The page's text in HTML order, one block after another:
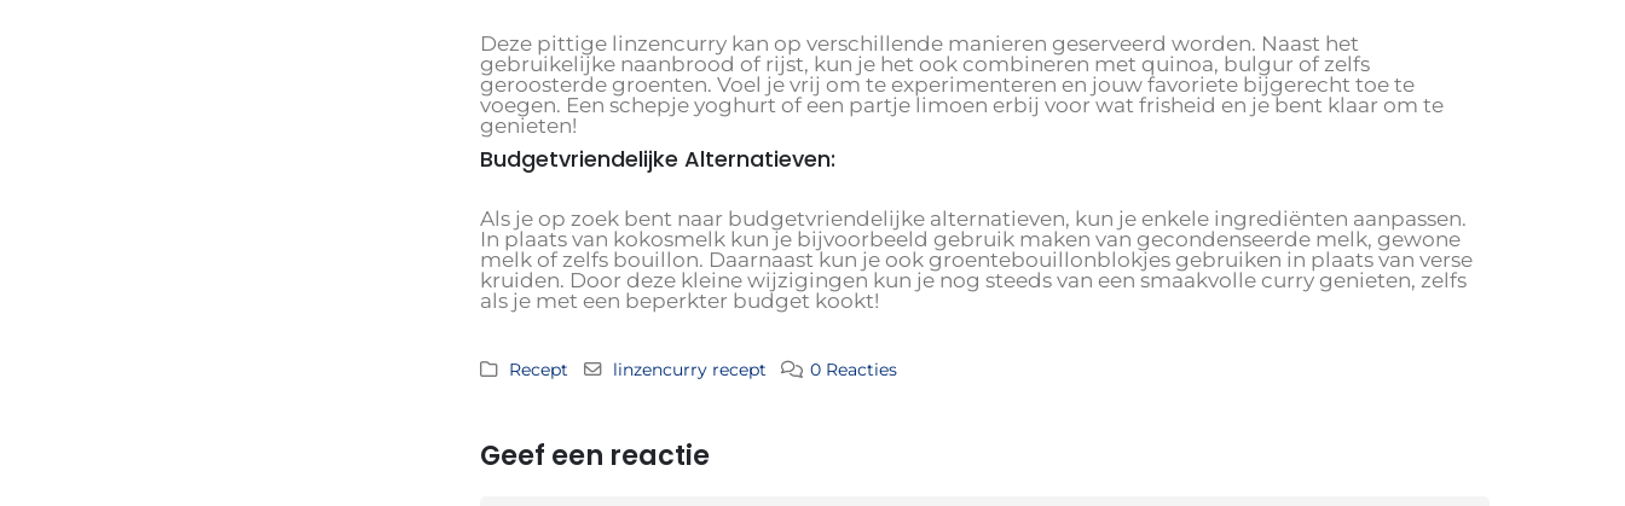
Deze pittige linzencurry kan op verschillende manieren geserveerd worden. Naast het
gebruikelijke naanbrood of rijst, kun je het ook combineren met quinoa, bulgur of zelfs
geroosterde groenten. Voel je vrij om te experimenteren en jouw favoriete bijgerecht toe te
voegen. Een schepje yoghurt of een partje limoen erbij voor wat frisheid en je bent klaar om te
genieten!
Budgetvriendelijke Alternatieven:
Als je op zoek bent naar budgetvriendelijke alternatieven, kun je enkele ingrediënten aanpassen.
In plaats van kokosmelk kun je bijvoorbeeld gebruik maken van gecondenseerde melk, gewone
melk of zelfs bouillon. Daarnaast kun je ook groentebouillonblokjes gebruiken in plaats van verse
kruiden. Door deze kleine wijzigingen kun je nog steeds van een smaakvolle curry genieten, zelfs
als je met een beperkter budget kookt!
Recept linzencurry recept 0 Reacties
Geef een reactie